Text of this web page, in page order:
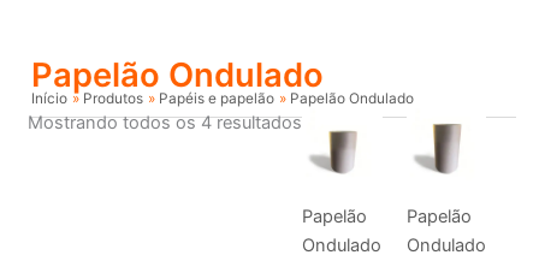
Papelão Ondulado
Início Produtos Papéis e papelão Papelão Ondulado
Mostrando todos os 4 resultados
Papelão
Ondulado
Papelão
Ondulado